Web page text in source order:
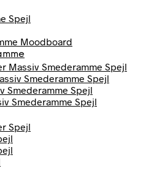
Spejl
Moodboard
Massiv Smederamme Spejl
Smederamme Spejl
Smederamme Spejl
Smederamme Spejl
Spejl